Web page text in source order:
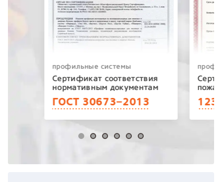
профильные системы
Сертификат соответствия
нормативным документам
ГОСТ 30673−2013